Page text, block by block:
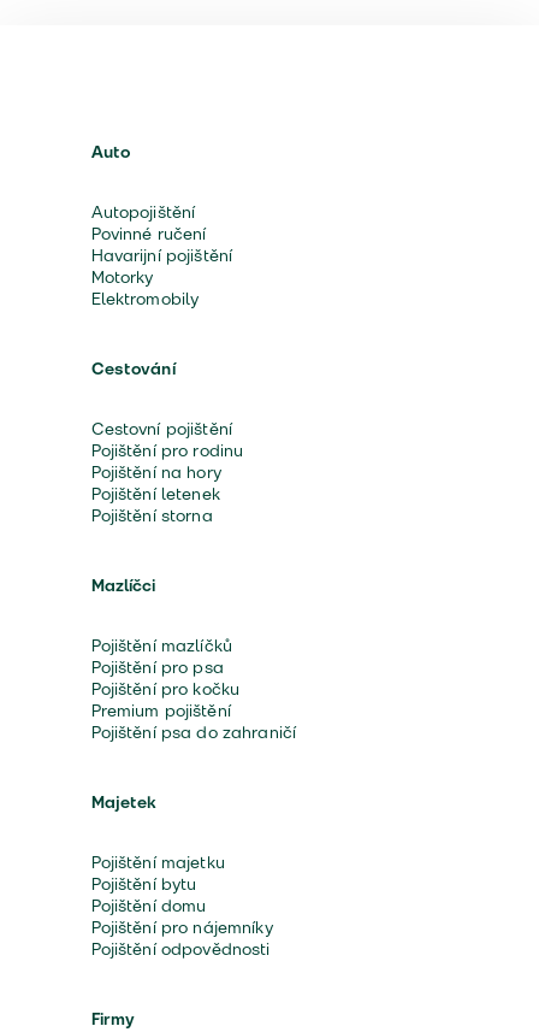
Auto
Autopojištění
Povinné ručení
Havarijní pojištění
Motorky
Elektromobily
Cestování
Cestovní pojištění
Pojištění pro rodinu
Pojištění na hory
Pojištění letenek
Pojištění storna
Mazlíčci
Pojištění mazlíčků
Pojištění pro psa
Pojištění pro kočku
Premium pojištění
Pojištění psa do zahraničí
Majetek
Pojištění majetku
Pojištění bytu
Pojištění domu
Pojištění pro nájemníky
Pojištění odpovědnosti
Firmy